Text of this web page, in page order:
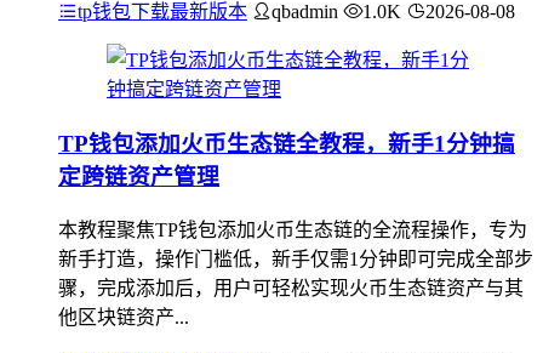
tp钱包下载最新版本 qbadmin 1.0K 2026-08-08
TP钱包添加火币生态链全教程，新手1分钟搞
定跨链资产管理
本教程聚焦TP钱包添加火币生态链的全流程操作，专为
新手打造，操作门槛低，新手仅需1分钟即可完成全部步
骤，完成添加后，用户可轻松实现火币生态链资产与其
他区块链资产...